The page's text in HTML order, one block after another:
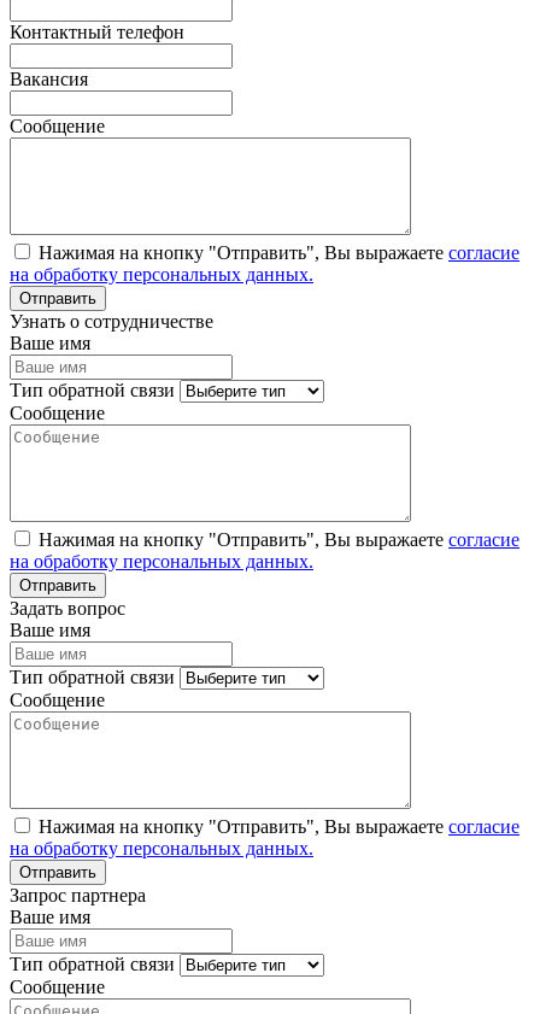
Контактный телефон
Вакансия
Сообщение
Нажимая на кнопку "Отправить", Вы выражаете согласие
на обработку персональных данных.
Узнать о сотрудничестве
Ваше имя
Тип обратной связи
Сообщение
Нажимая на кнопку "Отправить", Вы выражаете согласие
на обработку персональных данных.
Задать вопрос
Ваше имя
Тип обратной связи
Сообщение
Нажимая на кнопку "Отправить", Вы выражаете согласие
на обработку персональных данных.
Запрос партнера
Ваше имя
Тип обратной связи
Сообщение